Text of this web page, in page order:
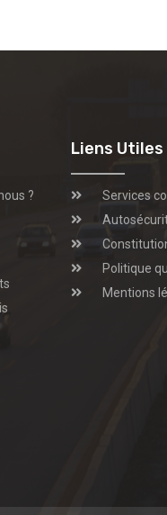
?
Liens Utiles
Services
Politique
Mentions